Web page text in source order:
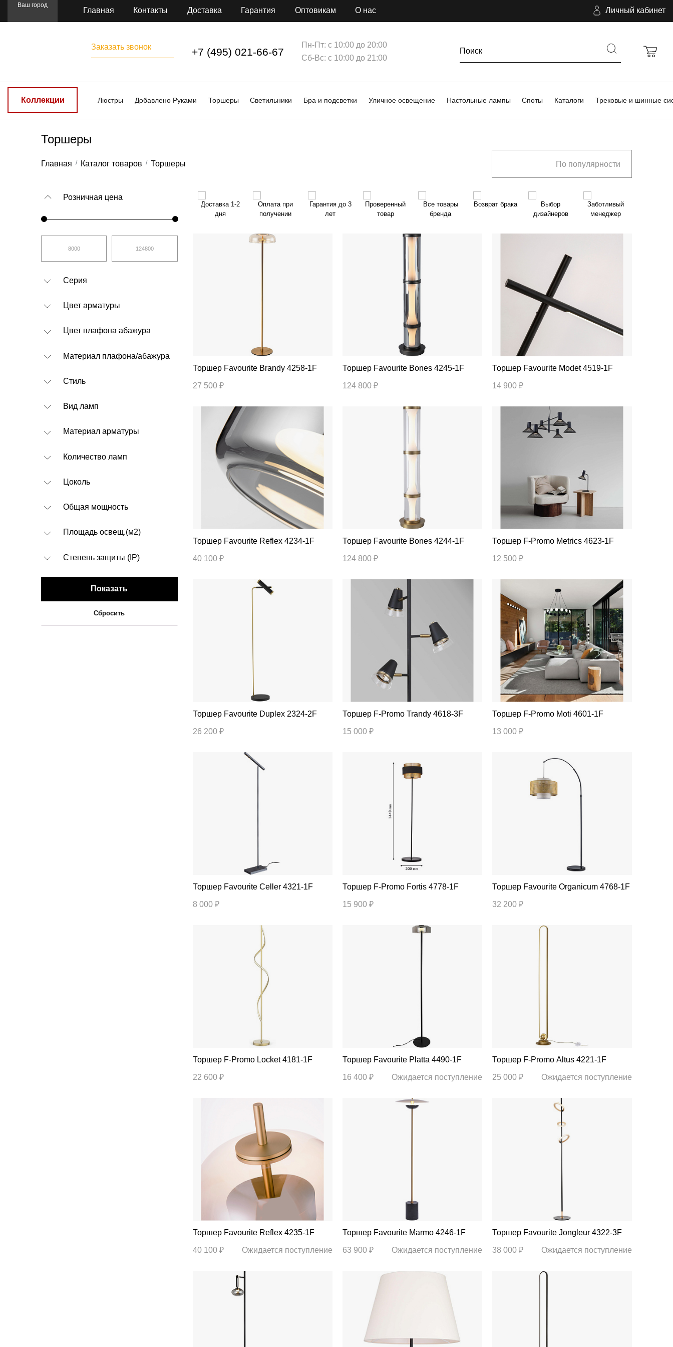
Ваш город
Главная Контакты Доставка Гарантия Оптовикам О нас Личный кабинет
Заказать звонок +7 (495) 021-66-67
Пн-Пт: с 10:00 до 20:00
Сб-Вс: с 10:00 до 21:00
Коллекции Люстры Добавлено Руками Торшеры Светильники Бра и подсветки Уличное освещение Настольные лампы Споты Каталоги Трековые и шинные
Торшеры
Главная Каталог товаров Торшеры По популярности
Розничная цена
Серия
Цвет арматуры
Цвет плафона абажура
Материал плафона/абажура
Стиль
Вид ламп
Материал арматуры
Количество ламп
Цоколь
Общая мощность
Площадь освещ.(м2)
Степень защиты (IP)
Показать
Сбросить
Доставка 1-2
дня
Оплата при
получении
Гарантия до 3
лет
Проверенный
товар
Все товары
бренда
Возврат брака
Выбор
дизайнеров
Заботливый
менеджер
Торшер Favourite Brandy 4258-1F
27 500 ₽
Торшер Favourite Bones 4245-1F
124 800 ₽
Торшер Favourite Modet 4519-1F
14 900 ₽
Торшер Favourite Reflex 4234-1F
40 100 ₽
Торшер Favourite Bones 4244-1F
124 800 ₽
Торшер F-Promo Metrics 4623-1F
12 500 ₽
Торшер Favourite Duplex 2324-2F
26 200 ₽
Торшер F-Promo Trandy 4618-3F
15 000 ₽
Торшер F-Promo Moti 4601-1F
13 000 ₽
Торшер Favourite Celler 4321-1F
8 000 ₽
Торшер F-Promo Fortis 4778-1F
15 900 ₽
Торшер Favourite Organicum 4768-1F
32 200 ₽
Торшер F-Promo Locket 4181-1F
22 600 ₽
Торшер Favourite Platta 4490-1F
16 400 ₽ Ожидается поступление
Торшер F-Promo Altus 4221-1F
25 000 ₽ Ожидается поступление
Торшер Favourite Reflex 4235-1F
40 100 ₽ Ожидается поступление
Торшер Favourite Marmo 4246-1F
63 900 ₽ Ожидается поступление
Торшер Favourite Jongleur 4322-3F
38 000 ₽ Ожидается поступление